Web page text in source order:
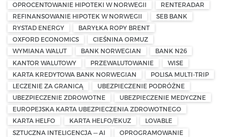
OPROCENTOWANIE HIPOTEKI W NORWEGII
RENTERADAR
REFINANSOWANIE HIPOTEK W NORWEGII
SEB BANK
RYSTAD ENERGY
BARYŁKA ROPY BRENT
OXFORD ECONOMICS
CIEŚNINA ORMUZ
WYMIANA WALUT
BANK NORWEGIAN
BANK N26
KANTOR WALUTOWY
PRZEWALUTOWANIE
WISE
KARTA KREDYTOWA BANK NORWEGIAN
POLISA MULTI-TRIP
LECZENIE ZA GRANICĄ
UBEZPIECZENIE PODRÓŻNE
UBEZPIECZENIE ZDROWOTNE
UBEZPIECZENIE MEDYCZNE
EUROPEJSKA KARTA UBEZPIECZENIA ZDROWOTNEGO
KARTA HELFO
KARTA HELFO/EKUZ
LOVABLE
SZTUCZNA INTELIGENCJA — AI
OPROGRAMOWANIE